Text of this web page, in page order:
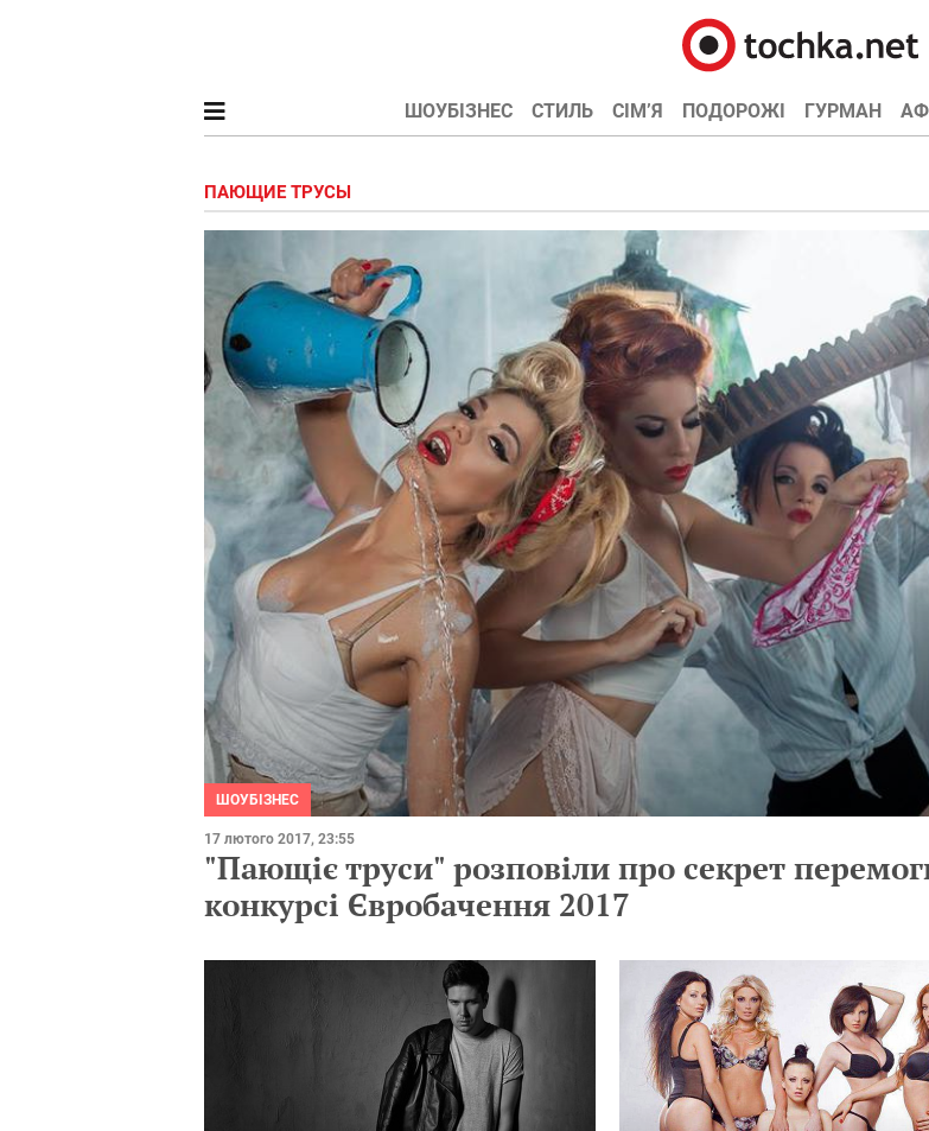
ШОУБІЗНЕС СТИЛЬ СІМ’Я ПОДОРОЖІ ГУРМАН
ПАЮЩИЕ ТРУСЫ
ШОУБІЗНЕС
17 лютого 2017, 23:55
"Пающіє труси" розповіли про секрет
конкурсі Євробачення 2017